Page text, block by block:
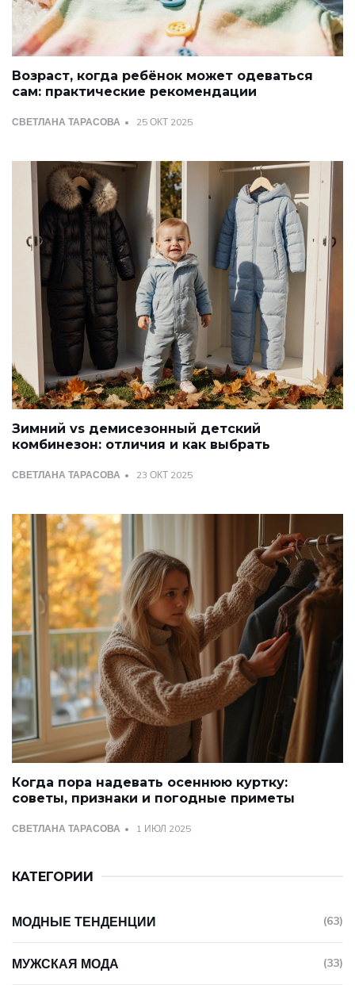
Возраст, когда ребёнок может одеваться
сам: практические рекомендации
СВЕТЛАНА ТАРАСОВА 25 ОКТ 2025
Зимний vs демисезонный детский
комбинезон: отличия и как выбрать
СВЕТЛАНА ТАРАСОВА 23 ОКТ 2025
Когда пора надевать осеннюю куртку:
советы, признаки и погодные приметы
СВЕТЛАНА ТАРАСОВА 1 ИЮЛ 2025
КАТЕГОРИИ
МОДНЫЕ ТЕНДЕНЦИИ (63)
МУЖСКАЯ МОДА (33)